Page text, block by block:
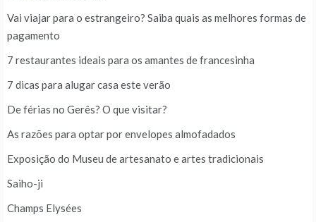
Vai viajar para o estrangeiro? Saiba quais as melhores formas de
pagamento
7 restaurantes ideais para os amantes de francesinha
7 dicas para alugar casa este verão
De férias no Gerês? O que visitar?
As razões para optar por envelopes almofadados
Exposição do Museu de artesanato e artes tradicionais
Saiho-ji
Champs Elysées